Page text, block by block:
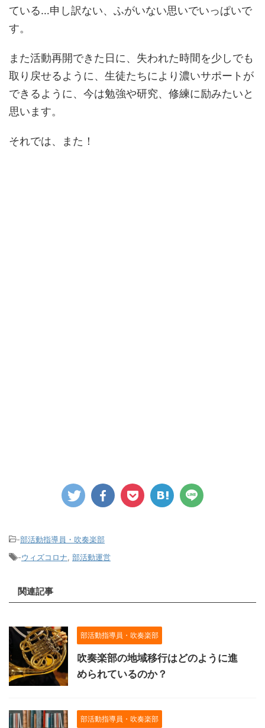
ている…申し訳ない、ふがいない思いでいっぱいで
す。
また活動再開できた日に、失われた時間を少しでも
取り戻せるように、生徒たちにより濃いサポートが
できるように、今は勉強や研究、修練に励みたいと
思います。
それでは、また！
-部活動指導員・吹奏楽部
-ウィズコロナ, 部活動運営
関連記事
部活動指導員・吹奏楽部
吹奏楽部の地域移行はどのように進
められているのか？
部活動指導員・吹奏楽部